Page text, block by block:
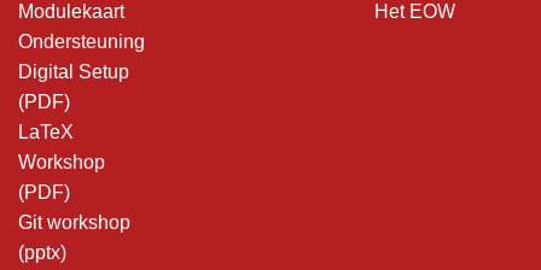
Modulekaart
Ondersteuning
Digital Setup
(PDF)
LaTeX
Workshop
(PDF)
Git workshop
(pptx)
Het EOW